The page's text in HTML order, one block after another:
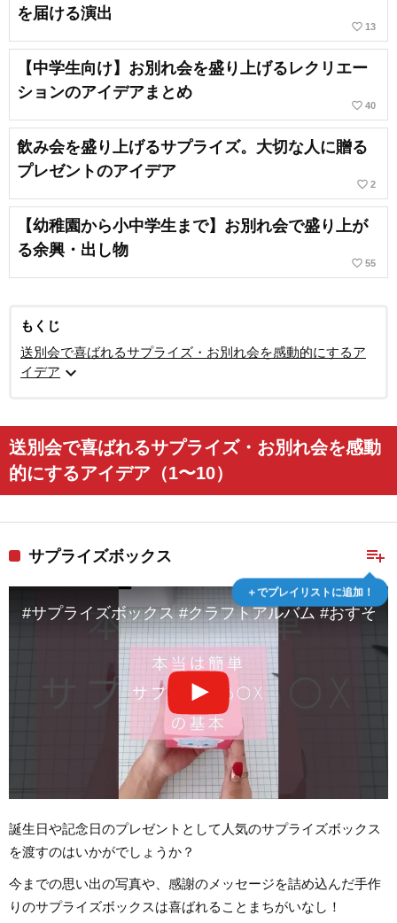
を届ける演出
favorite_border 13
【中学生向け】お別れ会を盛り上げるレクリエー
ションのアイデアまとめ
favorite_border 40
飲み会を盛り上げるサプライズ。大切な人に贈る
プレゼントのアイデア
favorite_border 2
【幼稚園から小中学生まで】お別れ会で盛り上が
る余興・出し物
favorite_border 55
もくじ
送別会で喜ばれるサプライズ・お別れ会を感動的にするア
イデア expand_more
送別会で喜ばれるサプライズ・お別れ会を感動
的にするアイデア（1〜10）
playlist_add
＋でプレイリストに追加！
サプライズボックス
#サプライズボックス #クラフトアルバム #おすそ
誕生日や記念日のプレゼントとして人気のサプライズボックス
を渡すのはいかがでしょうか？
今までの思い出の写真や、感謝のメッセージを詰め込んだ手作
りのサプライズボックスは喜ばれることまちがいなし！